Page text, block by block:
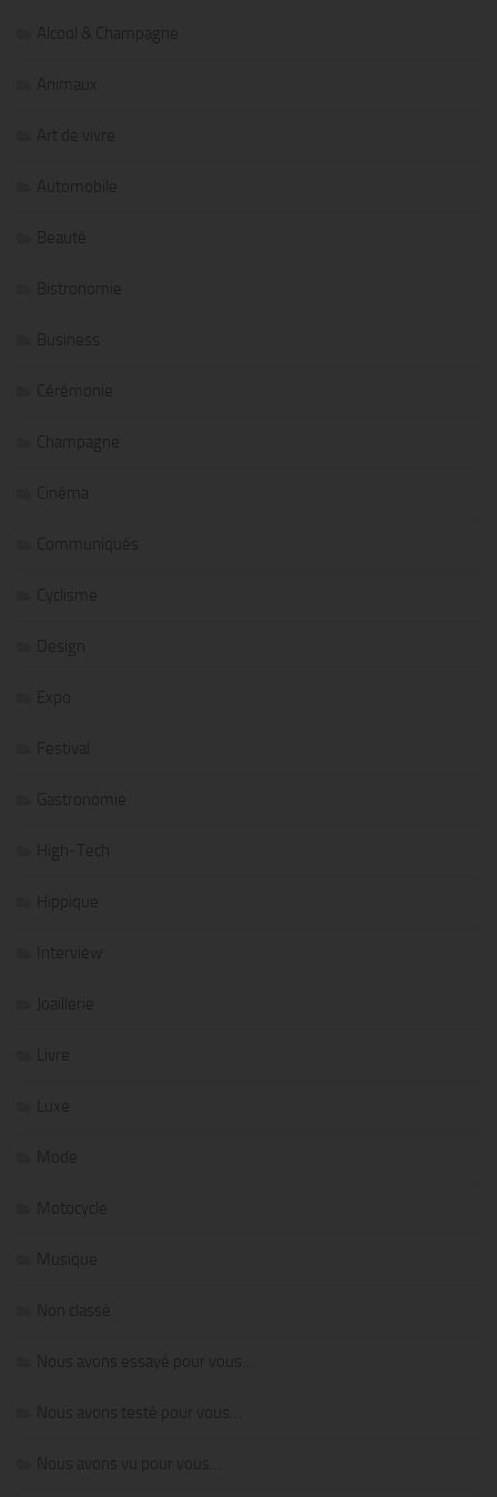
Alcool & Champagne
Animaux
Art de vivre
Automobile
Beauté
Bistronomie
Business
Cérémonie
Champagne
Cinéma
Communiqués
Cyclisme
Design
Expo
Festival
Gastronomie
High-Tech
Hippique
Interview
Joaillerie
Livre
Luxe
Mode
Motocycle
Musique
Non classé
Nous avons essayé pour vous…
Nous avons testé pour vous…
Nous avons vu pour vous…